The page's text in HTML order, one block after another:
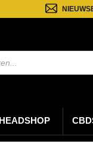
HEADSHOP